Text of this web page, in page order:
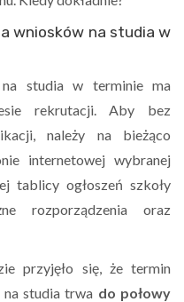
wniosków na studia w
na studia w terminie ma
rekrutacji. Aby bez
należy na bieżąco
internetowej wybranej
tablicy ogłoszeń szkoły
rozporządzenia oraz
przyjęło się, że termin
na studia trwa do połowy